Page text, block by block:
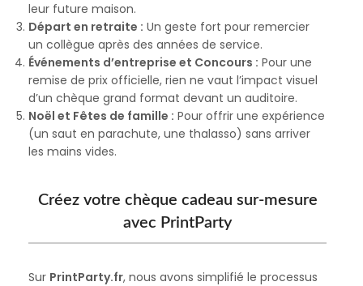
leur future maison.
Départ en retraite : Un geste fort pour remercier
un collègue après des années de service.
Événements d’entreprise et Concours : Pour une
remise de prix officielle, rien ne vaut l’impact visuel
d’un chèque grand format devant un auditoire.
Noël et Fêtes de famille : Pour offrir une expérience
(un saut en parachute, une thalasso) sans arriver
les mains vides.
Créez votre chèque cadeau sur-mesure
avec PrintParty
Sur PrintParty.fr, nous avons simplifié le processus